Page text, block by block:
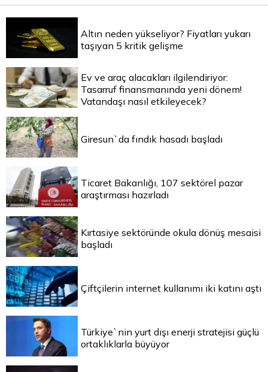
Altın neden yükseliyor? Fiyatları yukarı
taşıyan 5 kritik gelişme
Ev ve araç alacakları ilgilendiriyor:
Tasarruf finansmanında yeni dönem!
Vatandaşı nasıl etkileyecek?
Giresun`da fındık hasadı başladı
Ticaret Bakanlığı, 107 sektörel pazar
araştırması hazırladı
Kırtasiye sektöründe okula dönüş mesaisi
başladı
Çiftçilerin internet kullanımı iki katını aştı
Türkiye`nin yurt dışı enerji stratejisi güçlü
ortaklıklarla büyüyor